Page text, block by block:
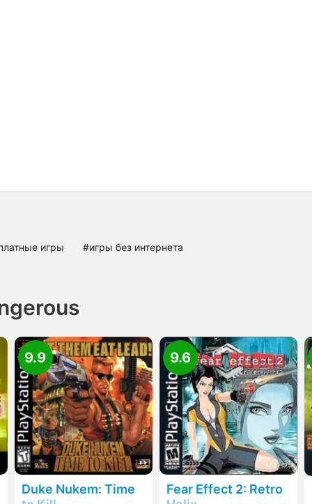
игры #игры без интернета
Duke Nukem: Time
9.9
Fear Effect 2: Retro
9.6